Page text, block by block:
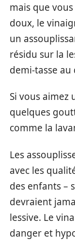
mais que
doux, le
un
résidu sur la
demi-tasse au
Si vous aimez
quelques
comme la
Les
avec les
des enfants –
devraient
lessive. Le
danger et